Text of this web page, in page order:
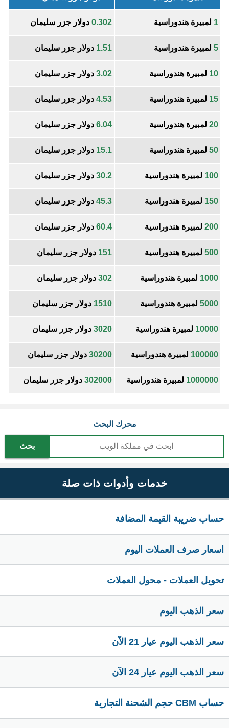
1 لمبيرة هندوراسية 0.302 دولار جزر سليمان
5 لمبيرة هندوراسية 1.51 دولار جزر سليمان
10 لمبيرة هندوراسية 3.02 دولار جزر سليمان
15 لمبيرة هندوراسية 4.53 دولار جزر سليمان
20 لمبيرة هندوراسية 6.04 دولار جزر سليمان
50 لمبيرة هندوراسية 15.1 دولار جزر سليمان
100 لمبيرة هندوراسية 30.2 دولار جزر سليمان
150 لمبيرة هندوراسية 45.3 دولار جزر سليمان
200 لمبيرة هندوراسية 60.4 دولار جزر سليمان
500 لمبيرة هندوراسية 151 دولار جزر سليمان
1000 لمبيرة هندوراسية 302 دولار جزر سليمان
5000 لمبيرة هندوراسية 1510 دولار جزر سليمان
10000 لمبيرة هندوراسية 3020 دولار جزر سليمان
100000 لمبيرة هندوراسية 30200 دولار جزر سليمان
1000000 لمبيرة هندوراسية 302000 دولار جزر سليمان
محرك البحث
بحث
خدمات وأدوات ذات صلة
حساب ضريبة القيمة المضافة
اسعار صرف العملات اليوم
تحويل العملات - محول العملات
سعر الذهب اليوم
سعر الذهب اليوم عيار 21 الآن
سعر الذهب اليوم عيار 24 الآن
حساب CBM حجم الشحنة التجارية